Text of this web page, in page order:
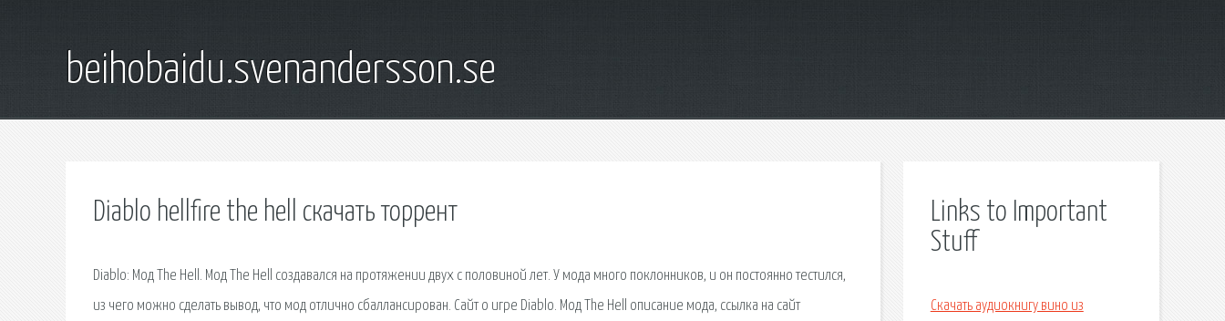
beihobaidu.svenandersson.se
Diablo hellfire the hell скачать торрент
Diablo: Мод The Hell. Мод The Hell создавался на протяжении двух с половиной лет. У мода много поклонников, и он постоянно тестился,
из чего можно сделать вывод, что мод отлично сбаллансирован. Сайт о игре Diablo. Мод The Hell описание мода, ссылка на сайт
Links to Important
Stuff
Скачать аудиокнигу вино из